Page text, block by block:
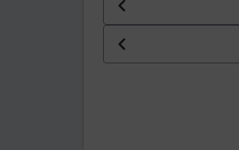
Uhrzeit der Hinfahrt